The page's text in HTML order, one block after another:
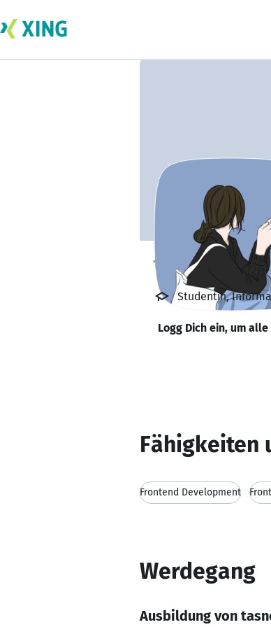
tasnem
Studentin,
Logg Dich ein, um
Fähigkeiten
Frontend Development
Werdegang
Ausbildung von